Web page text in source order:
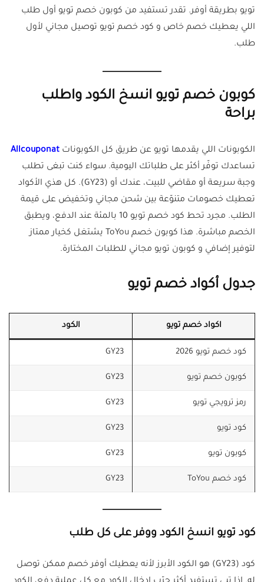
تويو بطريقة أوفر. تقدر تستفيد من كوبون خصم تويو أول طلب
اللي يعطيك خصم خاص و كود خصم تويو توصيل مجاني لأول
طلب.
كوبون خصم تويو انسخ الكود واطلب
براحة
الكوبونات اللي يقدمها تويو عن طريق كل الكوبونات Allcouponat
تساعدك توفّر أكثر على طلباتك اليومية. سواء كنت تبغى تطلب
وجبة سريعة أو مقاضي للبيت، عندك أو (GY23). كل هذي الأكواد
تعطيك خصومات متنوّعة بين شحن مجاني وتخفيض على قيمة
الطلب. مجرد تحط كود خصم تويو 10 بالمئة عند الدفع، ويطبق
الخصم مباشرة. هذا كوبون خصم ToYou يشتغل كخيار ممتاز
لتوفير إضافي و كوبون تويو مجاني للطلبات المختارة.
جدول أكواد خصم تويو
اكواد خصم تويو الكود
كود خصم تويو 2026 GY23
كوبون خصم تويو GY23
رمز ترويجي تويو GY23
كود تويو GY23
كوبون تويو GY23
كود خصم ToYou GY23
كود تويو انسخ الكود ووفر على كل طلب
كود (GY23) هو الكود الأبرز لأنه يعطيك أوفر خصم ممكن توصل